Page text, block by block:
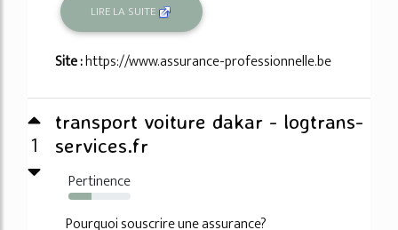
LIRE LA SUITE
Site :https://www.assurance-professionnelle.be
1
transport voiture dakar - logtrans-
services.fr
Pertinence
37%
Pourquoi souscrire une assurance?